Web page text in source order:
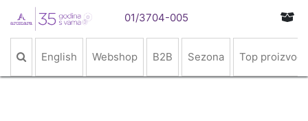
01/3704-005
English Webshop B2B Sezona Top proizvodi